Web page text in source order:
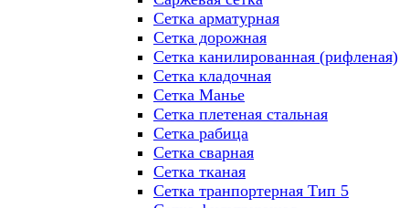
Сетка арматурная
Сетка дорожная
Сетка канилированная (рифленая)
Сетка кладочная
Сетка Манье
Сетка плетеная стальная
Сетка рабица
Сетка сварная
Сетка тканая
Сетка транпортерная Тип 5